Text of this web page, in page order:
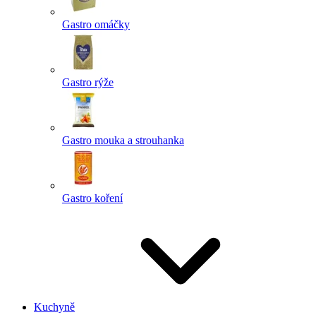
Gastro omáčky
Gastro rýže
Gastro mouka a strouhanka
Gastro koření
Kuchyně